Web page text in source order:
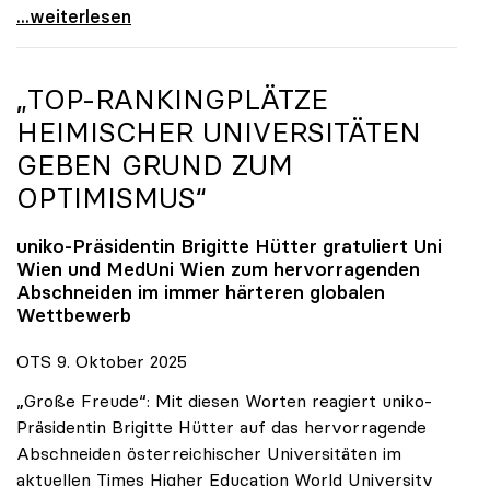
Reges Interesse von US-Forscher:innen an
...weiterlesen
„TOP-RANKINGPLÄTZE
HEIMISCHER UNIVERSITÄTEN
GEBEN GRUND ZUM
OPTIMISMUS“
uniko-Präsidentin Brigitte Hütter gratuliert Uni
Wien und MedUni Wien zum hervorragenden
Abschneiden im immer härteren globalen
Wettbewerb
OTS 9. Oktober 2025
„Große Freude“: Mit diesen Worten reagiert uniko-
Präsidentin Brigitte Hütter auf das hervorragende
Abschneiden österreichischer Universitäten im
aktuellen Times Higher Education World University